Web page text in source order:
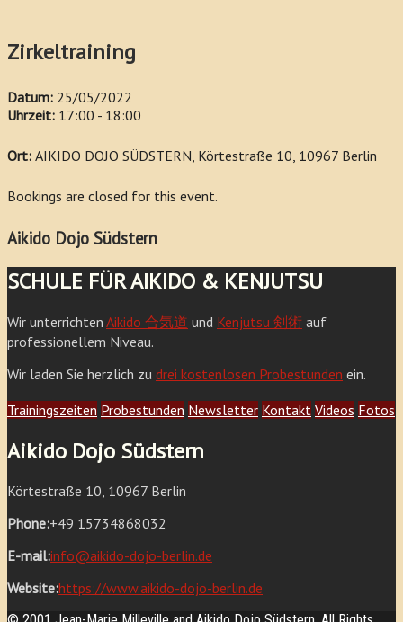
Zirkeltraining
Datum: 25/05/2022
Uhrzeit: 17:00 - 18:00
Ort: AIKIDO DOJO SÜDSTERN, Körtestraße 10, 10967 Berlin
Bookings are closed for this event.
Aikido Dojo Südstern
SCHULE FÜR AIKIDO & KENJUTSU
Wir unterrichten Aikido 合気道 und Kenjutsu 剣術 auf
professionellem Niveau.
Wir laden Sie herzlich zu drei kostenlosen Probestunden ein.
Trainingszeiten Probestunden Newsletter Kontakt Videos Fotos
Aikido Dojo Südstern
Körtestraße 10, 10967 Berlin
Phone:+49 15734868032
E-mail:info@aikido-dojo-berlin.de
Website:https://www.aikido-dojo-berlin.de